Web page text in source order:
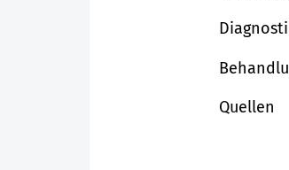
Quellen